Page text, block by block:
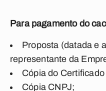
Para pagamento do
Proposta (datada e
representante da
Cópia do Certificado
Cópia CNPJ;